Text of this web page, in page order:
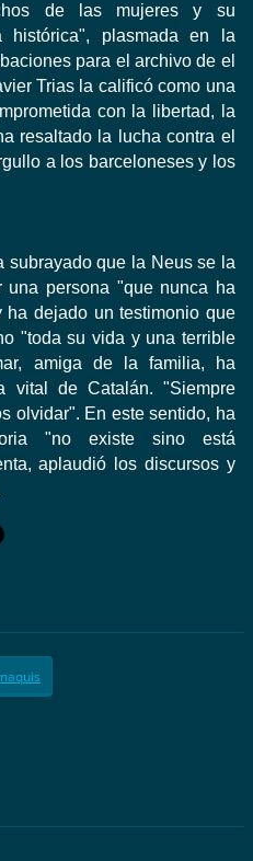
de las mujeres y
su
histórica"​​, plasmadaen la
para el archivo de el
Trias la calificó como una
con la
libertad, la
resaltado la lucha contra el
a los barceloneses y los
subrayado que la Neus se la
una persona "que nunca ha
ha dejado un testimonio que
"todasu vida y una terrible
, amiga de la familia, ha
vital de Catalán. "Siempre
olvidar". En este sentido, ha
"no existe sino
está
, aplaudió los discursos y